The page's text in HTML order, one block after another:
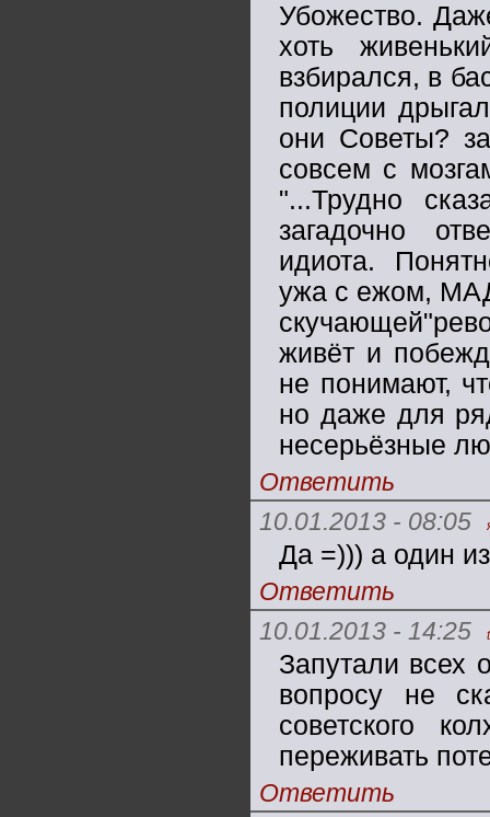
Убожество.
хоть
взбирался, в
полиции
они Советы?
совсем с
"...Трудно
загадочно
идиота.
ужа с ежом,
живёт и
не понимают,
но даже для
несерьёзные
Ответить
10.01.2013 - 08:05
Да =))) а один
Ответить
10.01.2013 - 14:25
Запутали всех
вопросу не
советского
переживать
Ответить